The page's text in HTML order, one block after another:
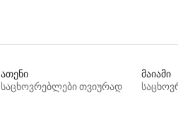
ათენი
საცხოვრებლები თვიურად
მაიამი